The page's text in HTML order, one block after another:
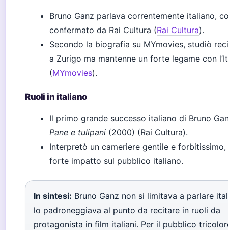
Bruno Ganz parlava correntemente italiano,
confermato da Rai Cultura (Rai Cultura).
Secondo la biografia su MYmovies, studiò
a Zurigo ma mantenne un forte legame con
(MYmovies).
Ruoli in italiano
Il primo grande successo italiano di Bruno
Pane e tulipani (2000) (Rai Cultura).
Interpretò un cameriere gentile e
forte impatto sul pubblico italiano.
In sintesi: Bruno Ganz non si limitava a parlare
lo padroneggiava al punto da recitare in ruoli da
protagonista in film italiani. Per il pubblico